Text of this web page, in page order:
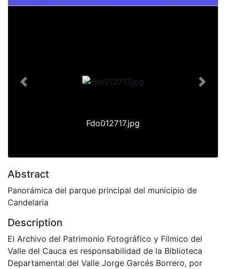
Fdo012717.jpg
Previous Next
Abstract
Panorámica del parque principal del municipio de
Candelaria
Description
El Archivo del Patrimonio Fotográfico y Fílmico del
Valle del Cauca es responsabilidad de la Biblioteca
Departamental del Valle Jorge Garcés Borrero, por